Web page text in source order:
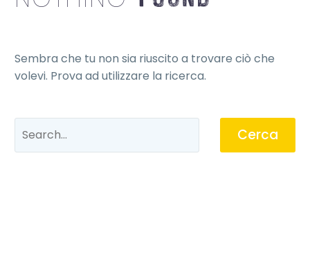
Sembra che tu non sia riuscito a trovare ciò che
volevi. Prova ad utilizzare la ricerca.
Cerca